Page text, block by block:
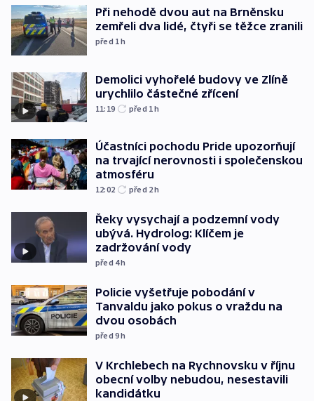
Při nehodě dvou aut na Brněnsku
zemřeli dva lidé, čtyři se těžce zranili
před 1h
Demolici vyhořelé budovy ve Zlíně
urychlilo částečné zřícení
11:19 před 1h
Účastníci pochodu Pride upozorňují
na trvající nerovnosti i společenskou
atmosféru
12:02 před 2h
Řeky vysychají a podzemní vody
ubývá. Hydrolog: Klíčem je
zadržování vody
před 4h
Policie vyšetřuje pobodání v
Tanvaldu jako pokus o vraždu na
dvou osobách
před 9h
V Krchlebech na Rychnovsku v říjnu
obecní volby nebudou, nesestavili
kandidátku